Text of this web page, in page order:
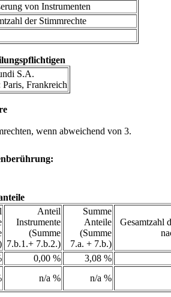
von Instrumenten
der Stimmrechte
S.A.
Frankreich
wenn abweichend von 3.
Anteil
Instrumente
(Summe
7.b.1.+ 7.b.2.)
Summe
Anteile
(Summe
7.a. + 7.b.)
Gesamtzahl
0,00 %
3,08 %
n/a % n/a %